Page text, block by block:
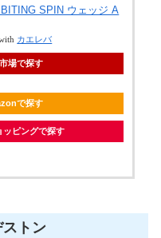
SPIN ウェッジ A
カエレバ
場で探す
で探す
ッピングで探す
トン